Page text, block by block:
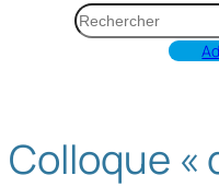
R
e
r
c
Colloque «